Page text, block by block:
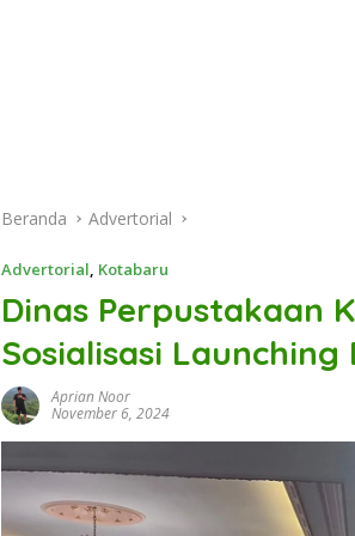
Beranda Advertorial
Advertorial, Kotabaru
Dinas Perpustakaan
Sosialisasi Launching
Aprian Noor
November 6, 2024